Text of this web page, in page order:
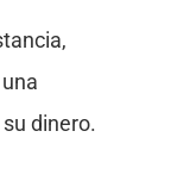
dinero.